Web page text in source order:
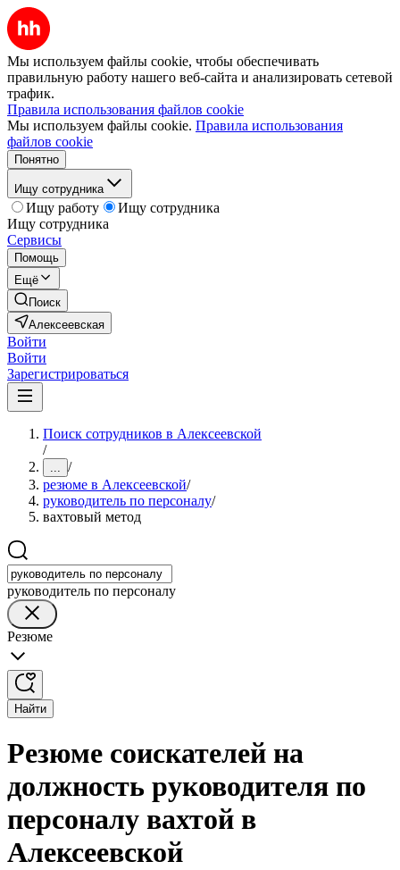
Мы используем файлы cookie, чтобы обеспечивать
правильную работу нашего веб-сайта и анализировать сетевой
трафик.
Правила использования файлов cookie
Мы используем файлы cookie. Правила использования
файлов cookie
Понятно
Ищу сотрудника
Ищу работу
Ищу сотрудника
Ищу сотрудника
Сервисы
Помощь
Ещё
Поиск
Алексеевская
Войти
Войти
Зарегистрироваться
Поиск сотрудников в Алексеевской
/
... /
резюме в Алексеевской/
руководитель по персоналу/
вахтовый метод
руководитель по персоналу
Резюме
Найти
Резюме соискателей на
должность руководителя по
персоналу вахтой в
Алексеевской